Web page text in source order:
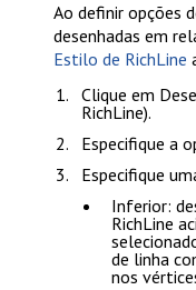
Ao definir opções
desenhadas em
Estilo de RichLine
Clique em
RichLine).
Especifique a
Especifique
Inferior:
RichLine
de linha
nos